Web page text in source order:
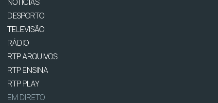
DESPORTO
TELEVISÃO
RÁDIO
RTP ARQUIVOS
RTP ENSINA
RTP PLAY
EM DIRETO